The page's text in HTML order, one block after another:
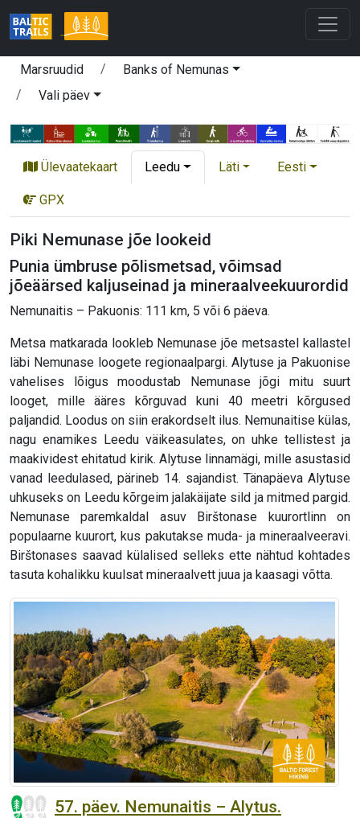
Marsruudid
Banks of Nemunas
Vali päev
Ülevaatekaart Leedu Läti Eesti
GPX
Piki Nemunase jõe lookeid
Punia ümbruse põlismetsad, võimsad
jõeäärsed kaljuseinad ja mineraalveekuurordid
Nemunaitis – Pakuonis: 111 km, 5 või 6 päeva.
Metsa matkarada lookleb Nemunase jõe metsastel kallastel
läbi Nemunase loogete regionaalpargi. Alytuse ja Pakuonise
vahelises lõigus moodustab Nemunase jõgi mitu suurt
looget, mille ääres kõrguvad kuni 40 meetri kõrgused
paljandid. Loodus on siin erakordselt ilus. Nemunaitise külas,
nagu enamikes Leedu väikeasulates, on uhke tellistest ja
maakividest ehitatud kirik. Alytuse linnamägi, mille asustasid
vanad leedulased, pärineb 14. sajandist. Tänapäeva Alytuse
uhkuseks on Leedu kõrgeim jalakäijate sild ja mitmed pargid.
Nemunase paremkaldal asuv Birštonase kuurortlinn on
populaarne kuurort, kus pakutakse muda- ja mineraalveeravi.
Birštonases saavad külalised selleks ette nähtud kohtades
tasuta kohalikku kuulsat mineraalvett juua ja kaasagi võtta.
57. päev. Nemunaitis – Alytus.